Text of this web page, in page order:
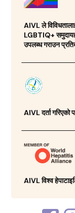
AIVL ले
LGBTIQ+
उपलब्ध गराउन
AIVL दर्ता
AIVL विश्व